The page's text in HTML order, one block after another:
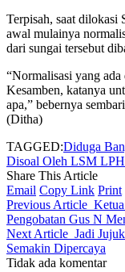
Terpisah, saat dilokasi
awal mulainya
dari sungai tersebut
“Normalisasi yang
Kesamben, katanya
apa,” bebernya
(Ditha)
TAGGED:Diduga
Disoal Oleh LSM
Share This Article
Email Copy Link Print
Previous Article
Pengobatan Gus N
Next Article Jadi
Semakin Dipercaya
Tidak ada komentar